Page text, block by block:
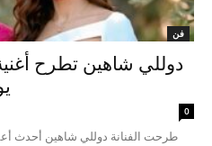
فن
دوللي شاهين تطرح
0
طرحت الفنانة دوللي شاهين أحدث